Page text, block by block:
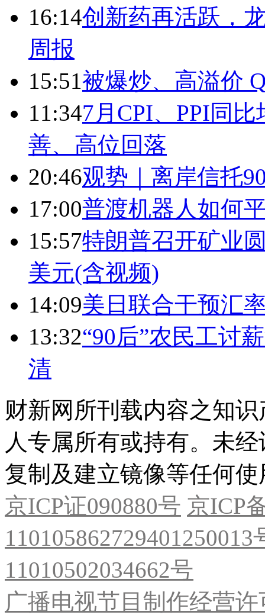
16:14创新药再活跃，
周报
15:51被爆炒、高溢价
11:347月CPI、PPI同
善、高位回落
20:46观势｜离岸信托
17:00普渡机器人如何
15:57特朗普召开矿业
美元(含视频)
14:09美日联合干预汇
13:32“90后”农民工讨
清
财新网所刊载内容之知
人专属所有或持有。未
复制及建立镜像等任何使
京ICP证090880号 京ICP
11010502034662号
广播电视节目制作经营